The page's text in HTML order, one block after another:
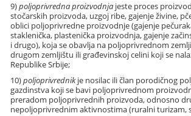
9)poljoprivredna proizvodnja jeste proces
stočarskih proizvoda, uzgoj ribe, gajenje živine,
oblici poljoprivredne proizvodnje (gajenje
staklenička, plastenička proizvodnja, gajenje
i drugo), koja se obavlja na poljoprivrednom
drugom zemljištu ili građevinskoj celini koji se
Republike Srbije;
10)poljoprivrednikje nosilac ili član porodičnog
gazdinstva koji se bavi poljoprivrednom
preradom poljoprivrednih proizvoda, odnosno
nepoljoprivrednim aktivnostima (ruralni turizam,